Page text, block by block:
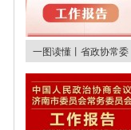
一图读懂丨省政协常委